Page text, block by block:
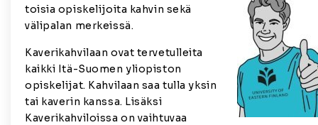
toisia opiskelijoita kahvin sekä
välipalan merkeissä.
Kaverikahvilaan ovat tervetulleita
kaikki Itä-Suomen yliopiston
opiskelijat. Kahvilaan saa tulla yksin
tai kaverin kanssa. Lisäksi
Kaverikahviloissa on vaihtuvaa